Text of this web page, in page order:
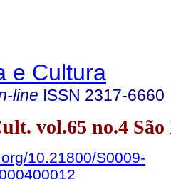
e Cultura
line ISSN 2317-6660
vol.65 no.4
10.21800/S0009-